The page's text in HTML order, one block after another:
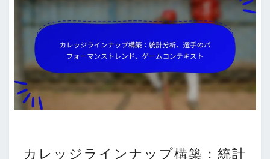
カレッジラインナップ構築：統計